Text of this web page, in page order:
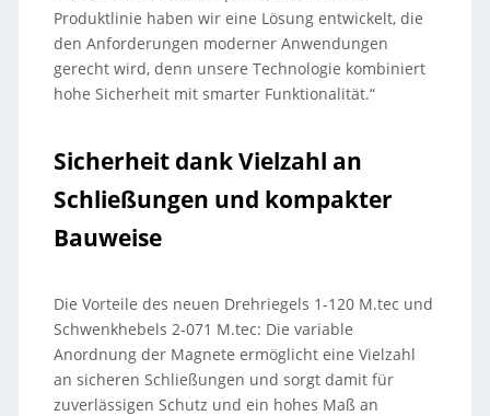
Produktlinie haben wir eine Lösung entwickelt, die
den Anforderungen moderner Anwendungen
gerecht wird, denn unsere Technologie kombiniert
hohe Sicherheit mit smarter Funktionalität.“
Sicherheit dank Vielzahl an
Schließungen und kompakter
Bauweise
Die Vorteile des neuen Drehriegels 1-120 M.tec und
Schwenkhebels 2-071 M.tec: Die variable
Anordnung der Magnete ermöglicht eine Vielzahl
an sicheren Schließungen und sorgt damit für
zuverlässigen Schutz und ein hohes Maß an